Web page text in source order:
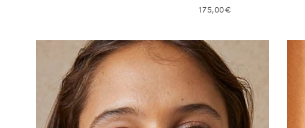
175,00€